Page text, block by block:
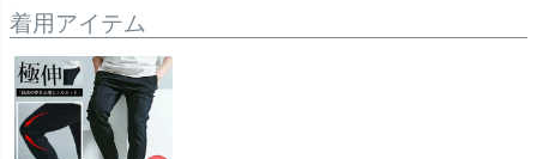
-TAIRA-
身長180cm 体重67kg
着用アイテム